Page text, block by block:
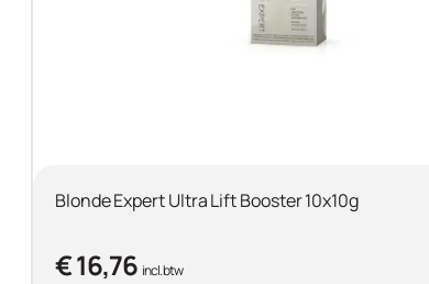
Blonde Expert Ultra Lift Booster 10x10g
€ 16,76 incl. btw